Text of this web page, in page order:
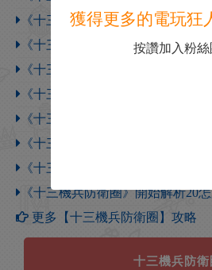
《十三機兵防衛圈》一網打盡怎
《十三機兵防衛圈》超維度系統
《十三機兵防衛圈》沉思者怎麽完
《十三機兵防衛圈》買零食大師
《十三機兵防衛圈》秘密文件完成
《十三機兵防衛圈》正在解析200
《十三機兵防衛圈》正在解析100
《十三機兵防衛圈》開始解析20
更多【十三機兵防衛圈】攻略
十三機兵防衛
獲得更多的電玩狂
按讚加入粉絲